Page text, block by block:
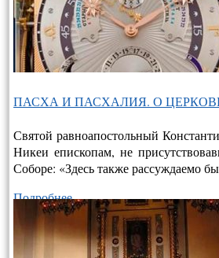
ПАСХА И ПАСХАЛИЯ. О
Святой равноапостольный
Никеи епископам, не
Соборе: «Здесь также рассуждаемо
Подробнее…